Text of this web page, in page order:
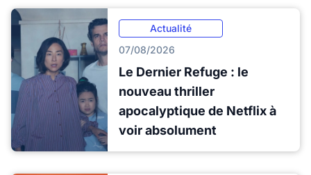
Actualité
07/08/2026
Le Dernier Refuge : le
nouveau thriller
apocalyptique de Netflix à
voir absolument